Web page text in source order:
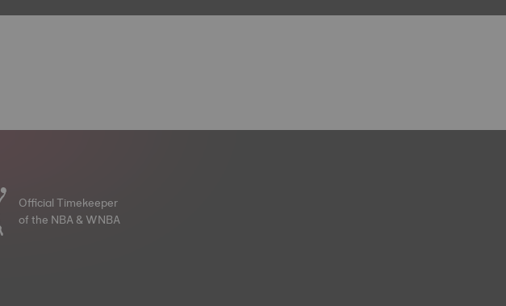
Official Timekeeper
of the NBA & WNBA